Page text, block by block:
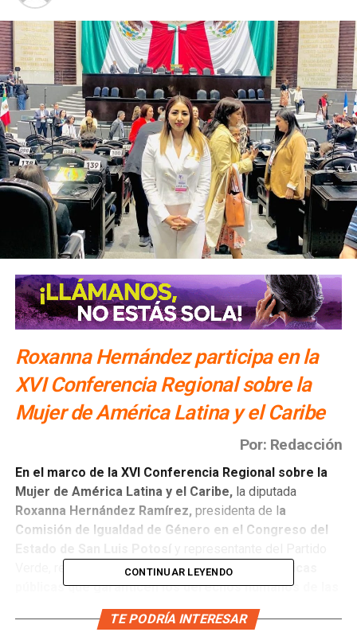
Roxanna Hernández participa en la
XVI Conferencia Regional sobre la
Mujer de América Latina y el Caribe
Por: Redacción
En el marco de la XVI Conferencia Regional sobre la
Mujer de América Latina y el Caribe,la diputada
Roxanna Hernández Ramírez, presidenta de la
Comisión de Igualdad de Género en el Congreso del
Verde, reafirmó su compromiso deimpulsar políticas
públicas que garanticen los derechos humanos de las
mujeres, erradiquen la violencia y promuevan una
sociedad del cuidado justa y sostenible.
CONTINUAR LEYENDO
TE PODRÍA INTERESAR